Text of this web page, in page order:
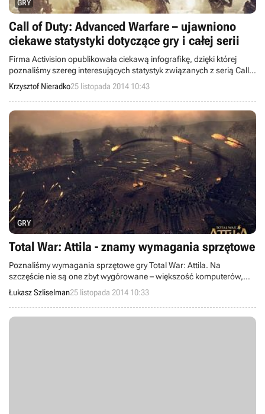
GRY
Call of Duty: Advanced Warfare – ujawniono
ciekawe statystyki dotyczące gry i całej serii
Firma Activision opublikowała ciekawą infografikę, dzięki której
poznaliśmy szereg interesujących statystyk związanych z serią Call
of Duty, a zwłaszcza z najnowszą odsłoną cyklu – wydanym na
początku tego miesiąca Call of Duty: Advanced Warfare.
Krzysztof Nieradko25 listopada 2014 10:43
GRY
Total War: Attila - znamy wymagania sprzętowe
Poznaliśmy wymagania sprzętowe gry Total War: Attila. Na
szczęście nie są one zbyt wygórowane – większość komputerów,
które umożliwiały płynną rozgrywkę w Total War: Rome II, nie
powinna mieć problemów z nową odsłoną serii studia Creative
Assembly.
Łukasz Szliselman25 listopada 2014 10:33